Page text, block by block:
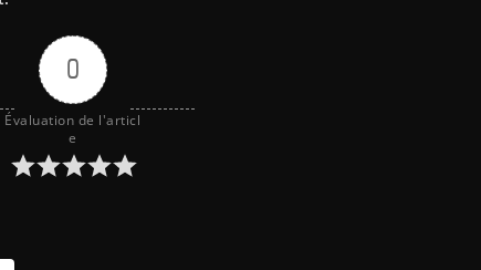
0
Évaluation de l'articl
e